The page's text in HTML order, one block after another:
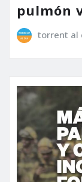
pulmón
torrent al